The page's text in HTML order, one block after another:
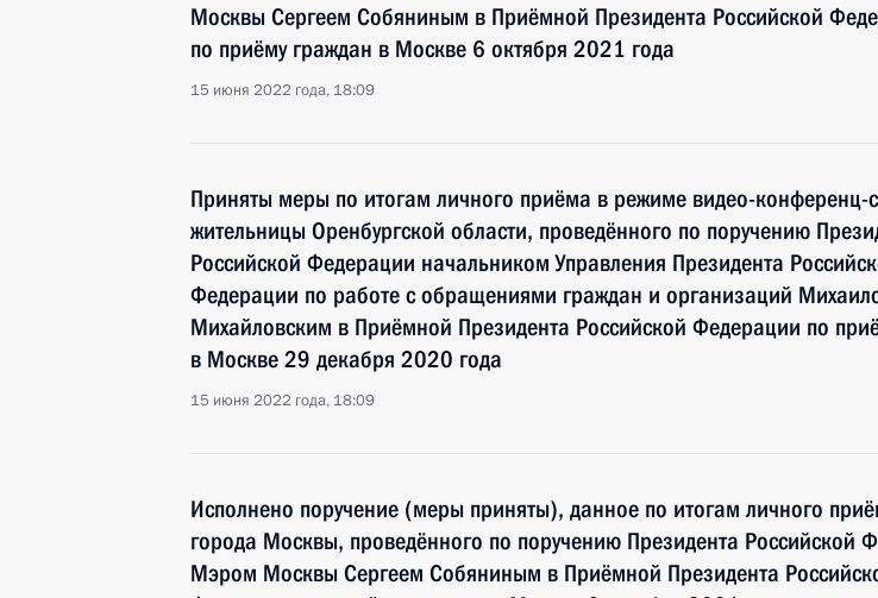
Москвы Сергеем Собяниным в Приёмной Президента Российской
по приёму граждан в Москве 6 октября 2021 года
15 июня 2022 года, 18:09
Приняты меры по итогам личного приёма в режиме видео-конференц-
жительницы Оренбургской области, проведённого по поручению
Российской Федерации начальником Управления Президента
Федерации по работе с обращениями граждан и организаций
Михайловским в Приёмной Президента Российской Федерации по
в Москве 29 декабря 2020 года
15 июня 2022 года, 18:09
Исполнено поручение (меры приняты), данное по итогам личного
города Москвы, проведённого по поручению Президента Российской
Мэром Москвы Сергеем Собяниным в Приёмной Президента